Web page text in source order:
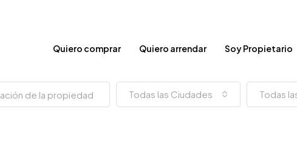
Quiero comprar Quiero arrendar Soy Propietario
Todas las Ciudades Todas